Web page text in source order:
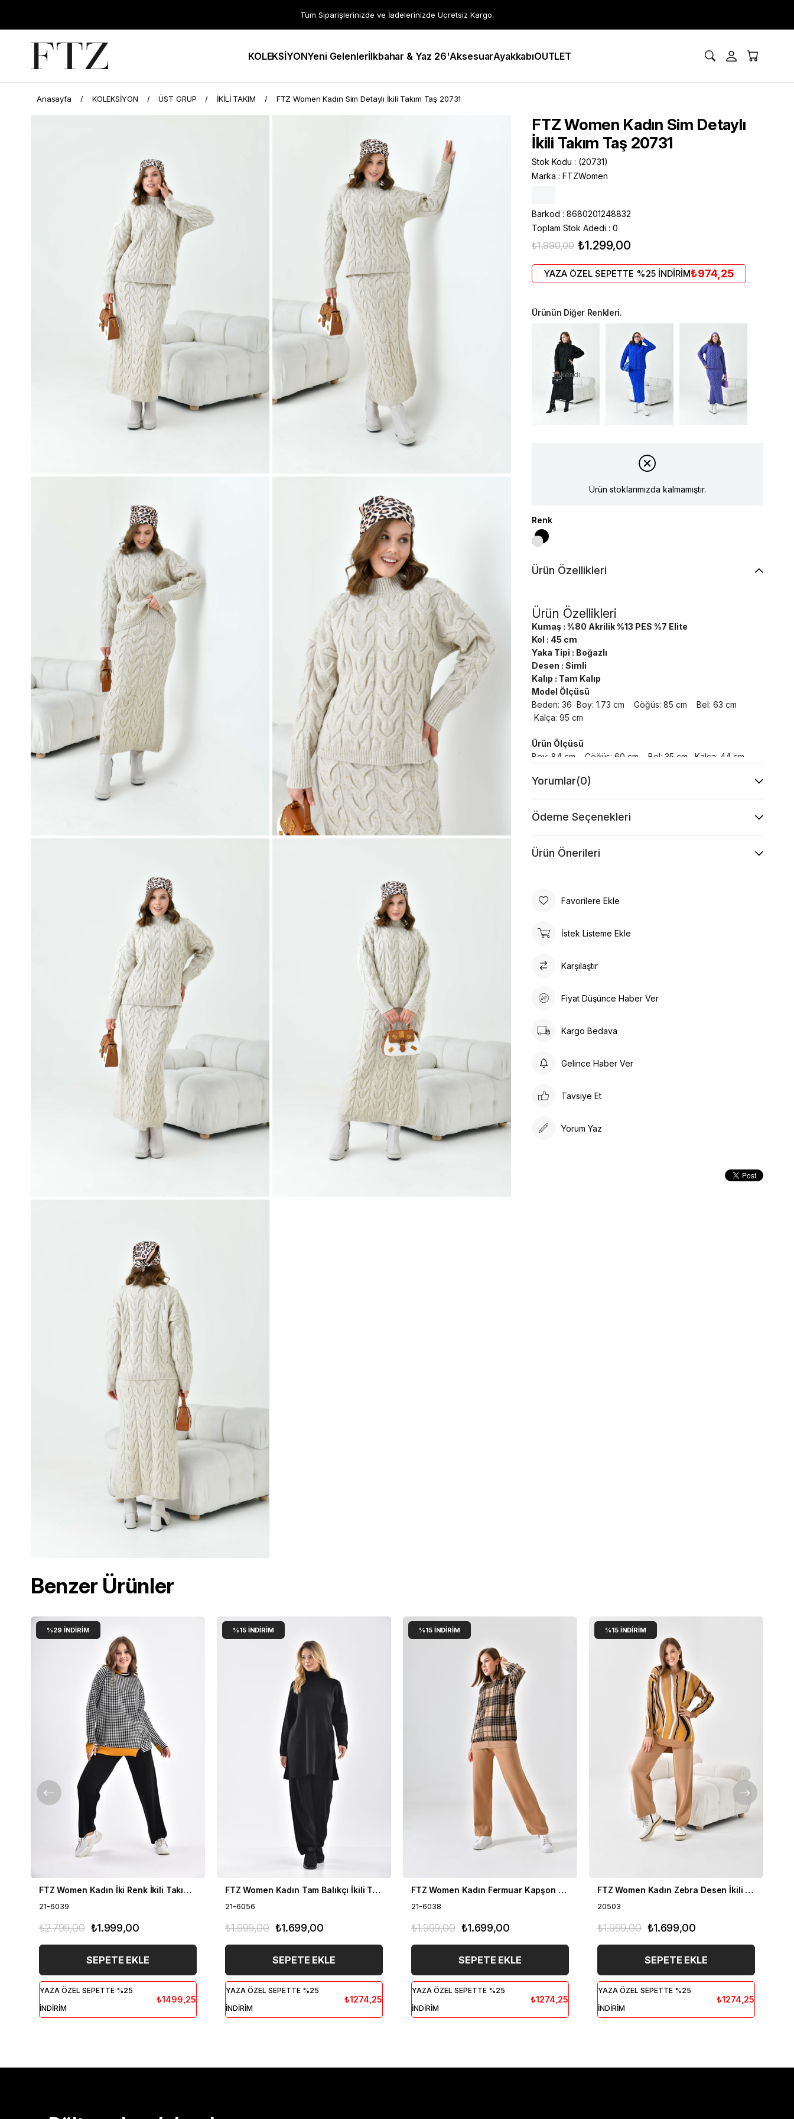
Tüm Siparişlerinizde ve İadelerinizde Ücretsiz Kargo.
KOLEKSİYONYeni Gelenlerİlkbahar & Yaz 26'AksesuarAyakkabıOUTLET
Anasayfa KOLEKSİYON ÜST GRUP İKİLİ TAKIM FTZ Women Kadın Sim Detaylı İkili Takım Taş 20731
FTZ Women Kadın Sim Detaylı
İkili Takım Taş 20731
Stok Kodu
(20731)
Marka : FTZWomen
Barkod : 8680201248832
Toplam Stok Adedi : 0
₺1.990,00 ₺1.299,00
YAZA ÖZEL SEPETTE %25 İNDİRİM₺974,25
Ürünün Diğer Renkleri.
Tükendi
Ürün stoklarımızda kalmamıştır.
Renk
Ürün Özellikleri
Ürün Özellikleri
Kumaş : %80 Akrilik %13 PES %7 Elite
Kol : 45 cm
Yaka Tipi : Boğazlı
Desen : Simli
Kalıp : Tam Kalıp
Model Ölçüsü
Beden: 36 Boy: 1.73 cm Göğüs: 85 cm Bel: 63 cm
Kalça: 95 cm
Ürün Ölçüsü
Boy: 84 cm Göğüs: 60 cm Bel: 35 cm Kalça: 44 cm
Yıkama Talimatı :
Kurutma Makinesinde Kurutulamaz
Çözücü Kullanınız
Yorumlar(0)
Ödeme Seçenekleri
Ürün Önerileri
Favorilere Ekle
İstek Listeme Ekle
Karşılaştır
Fiyat Düşünce Haber Ver
Kargo Bedava
Gelince Haber Ver
Tavsiye Et
Yorum Yaz
Benzer Ürünler
FTZ Women Kadın İki Renk İkili Takım Siyah 21-6039
21-6039
₺1.999,00
₺2.799,00
SEPETE EKLE
YAZA ÖZEL SEPETTE %25
İNDİRİM
₺1499,25
%29 İNDIRIM
FTZ Women Kadın Tam Balıkçı İkili Takım Siyah 21-6056
21-6056
₺1.699,00
₺1.999,00
SEPETE EKLE
YAZA ÖZEL SEPETTE %25
İNDİRİM
₺1274,25
%15 İNDIRIM
FTZ Women Kadın Fermuar Kapşon Detay İkili Takım Bisküvi 21-6038
21-6038
₺1.699,00
₺1.999,00
SEPETE EKLE
YAZA ÖZEL SEPETTE %25
İNDİRİM
₺1274,25
%15 İNDIRIM
FTZ Women Kadın Zebra Desen İkili Takım Bisküvi 20503
20503
₺1.699,00
₺1.999,00
SEPETE EKLE
YAZA ÖZEL SEPETTE %25
İNDİRİM
₺1274,25
%15 İNDIRIM